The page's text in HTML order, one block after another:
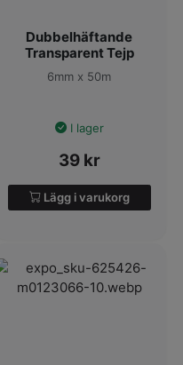
Dubbelhäftande
Transparent Tejp
6mm x 50m
I lager
39 kr
Lägg i varukorg